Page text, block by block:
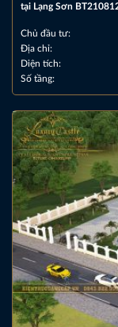
tại Lạng Sơn
Chủ đầu tư:
Địa chỉ:
Diện tích:
Số tầng: